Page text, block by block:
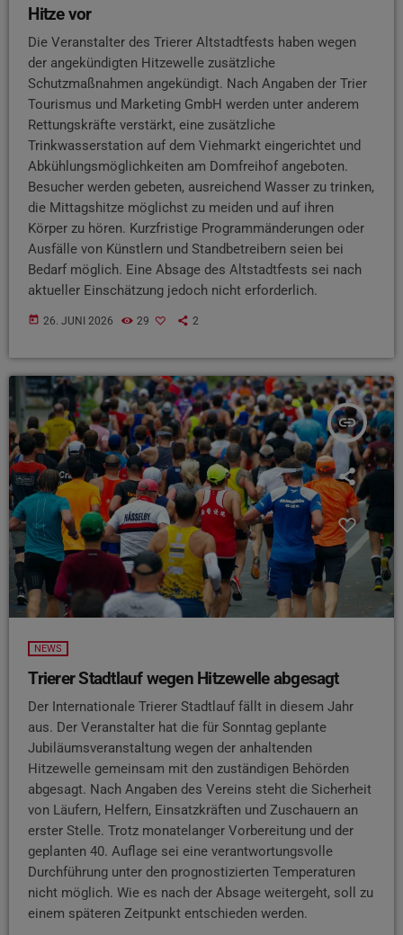
Hitze vor
Die Veranstalter des Trierer Altstadtfests haben wegen
der angekündigten Hitzewelle zusätzliche
Schutzmaßnahmen angekündigt. Nach Angaben der Trier
Tourismus und Marketing GmbH werden unter anderem
Rettungskräfte verstärkt, eine zusätzliche
Trinkwasserstation auf dem Viehmarkt eingerichtet und
Abkühlungsmöglichkeiten am Domfreihof angeboten.
Besucher werden gebeten, ausreichend Wasser zu trinken,
die Mittagshitze möglichst zu meiden und auf ihren
Körper zu hören. Kurzfristige Programmänderungen oder
Ausfälle von Künstlern und Standbetreibern seien bei
Bedarf möglich. Eine Absage des Altstadtfests sei nach
aktueller Einschätzung jedoch nicht erforderlich.
today 26. JUNI 2026 29 2
insert_link
NEWS
Trierer Stadtlauf wegen Hitzewelle abgesagt
Der Internationale Trierer Stadtlauf fällt in diesem Jahr
aus. Der Veranstalter hat die für Sonntag geplante
Jubiläumsveranstaltung wegen der anhaltenden
Hitzewelle gemeinsam mit den zuständigen Behörden
abgesagt. Nach Angaben des Vereins steht die Sicherheit
von Läufern, Helfern, Einsatzkräften und Zuschauern an
erster Stelle. Trotz monatelanger Vorbereitung und der
geplanten 40. Auflage sei eine verantwortungsvolle
Durchführung unter den prognostizierten Temperaturen
nicht möglich. Wie es nach der Absage weitergeht, soll zu
einem späteren Zeitpunkt entschieden werden.